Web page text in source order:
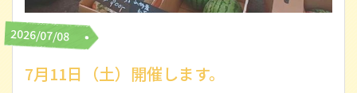
2026/07/08
7月11日（土）開催します。